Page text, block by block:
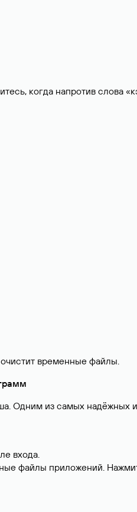
когда напротив слова
временные файлы.
Одним из самых надёжных
входа.
файлы приложений.